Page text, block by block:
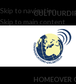
Skip to navigation
Skip to main content
CULTUUR
HOMEOVER